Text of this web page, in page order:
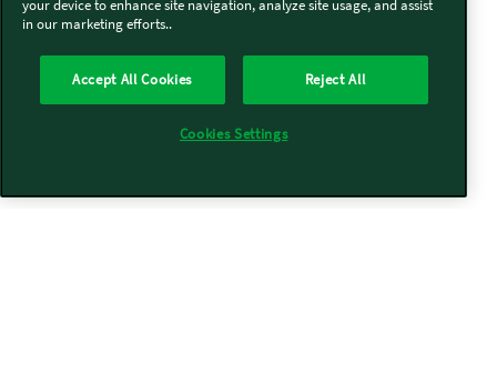
your device to enhance site navigation, analyze site usage, and assist
in our marketing efforts..
Accept All Cookies Reject All
Cookies Settings